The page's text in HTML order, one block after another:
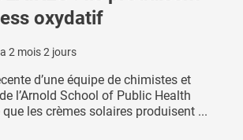
oxydatif
2 mois 2 jours
d’une équipe de chimistes et
l’Arnold School of Public Health
les crèmes solaires produisent ...